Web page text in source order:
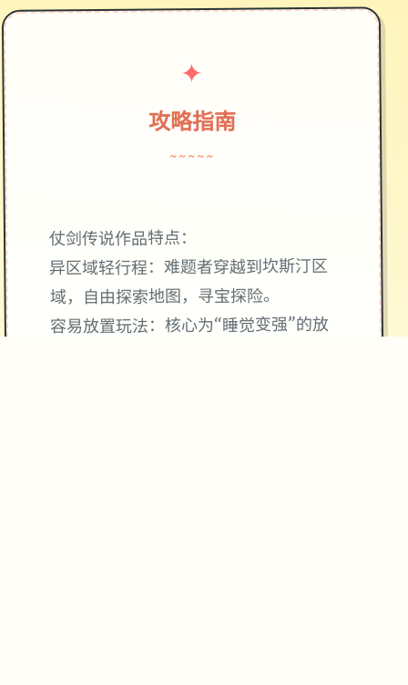
✦
攻略指南
~~~~~
仗剑传说作品特点：
异区域轻行程：难题者穿越到坎斯汀区
域，自由探索地图，寻宝探险。
容易放置玩法：核心为“睡觉变强”的放